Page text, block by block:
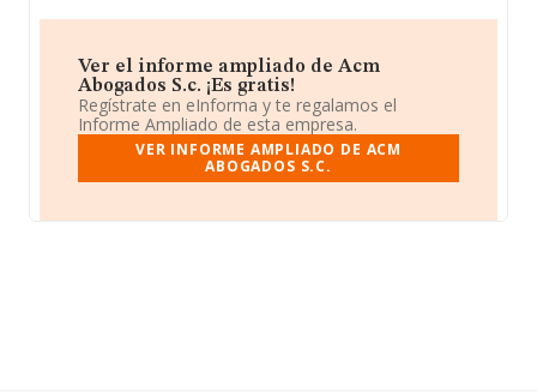
Ver el informe ampliado de Acm
Abogados S.c. ¡Es gratis!
Regístrate en eInforma y te regalamos el
Informe Ampliado de esta empresa.
VER INFORME AMPLIADO DE ACM
ABOGADOS S.C.